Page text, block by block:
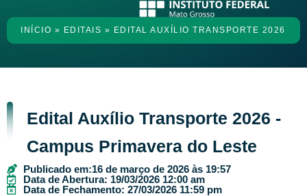
INÍCIO » EDITAIS » EDITAL AUXÍLIO TRANSPORTE 2026
Edital Auxílio Transporte 2026 -
Campus Primavera do Leste
Publicado em:16 de março de 2026 às 19:57
Data de Abertura: 19/03/2026 12:00 am
Data de Fechamento: 27/03/2026 11:59 pm